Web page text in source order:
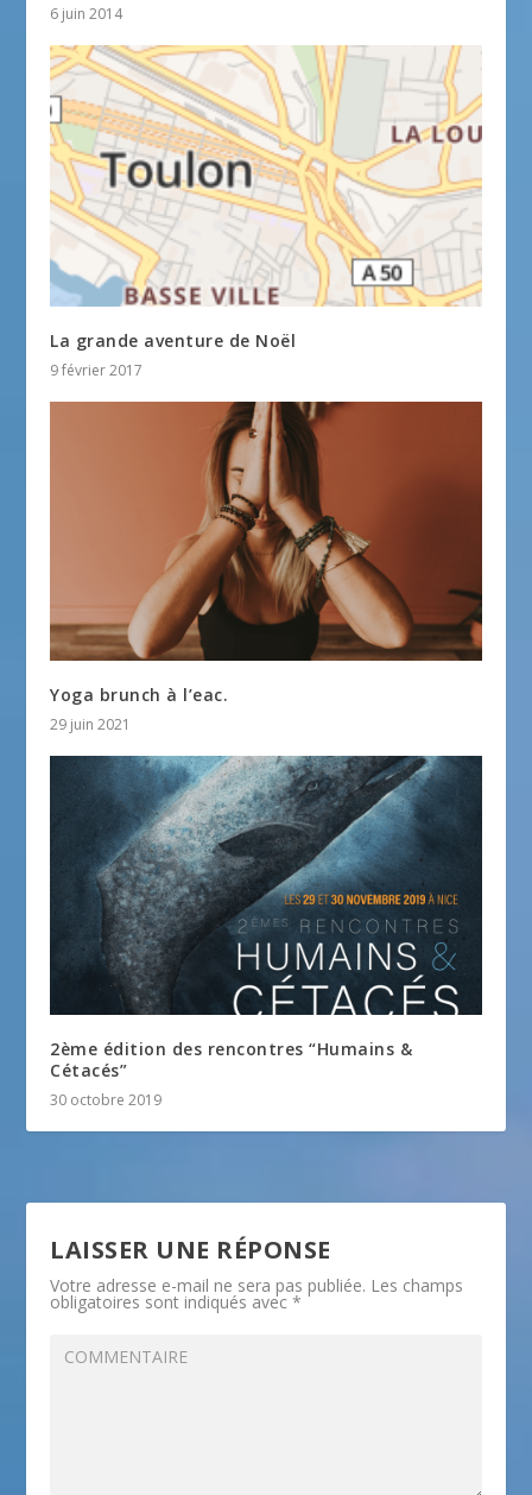
6 juin 2014
La grande aventure de Noël
9 février 2017
Yoga brunch à l’eac.
29 juin 2021
2ème édition des rencontres “Humains &
Cétacés”
30 octobre 2019
LAISSER UNE RÉPONSE
Votre adresse e-mail ne sera pas publiée. Les champs
obligatoires sont indiqués avec*